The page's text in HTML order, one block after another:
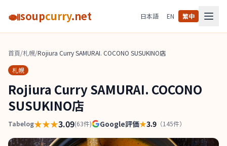
🍛soupcurry.net 日本語 EN 繁中
首頁/札幌/Rojiura Curry SAMURAI. COCONO SUSUKINO店
札幌
Rojiura Curry SAMURAI. COCONO
SUSUKINO店
Tabelog★★★3.09(63件) Google評価★3.9 （145件）